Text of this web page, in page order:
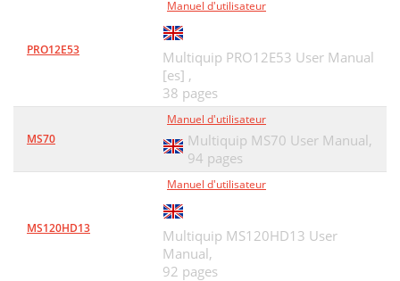
PRO12E53
Manuel d'utilisateur
Multiquip PRO12E53 User Manual
[es] ,
38 pages
MS70
Manuel d'utilisateur
Multiquip MS70 User Manual,
94 pages
MS120HD13
Manuel d'utilisateur
Multiquip MS120HD13 User
Manual,
92 pages